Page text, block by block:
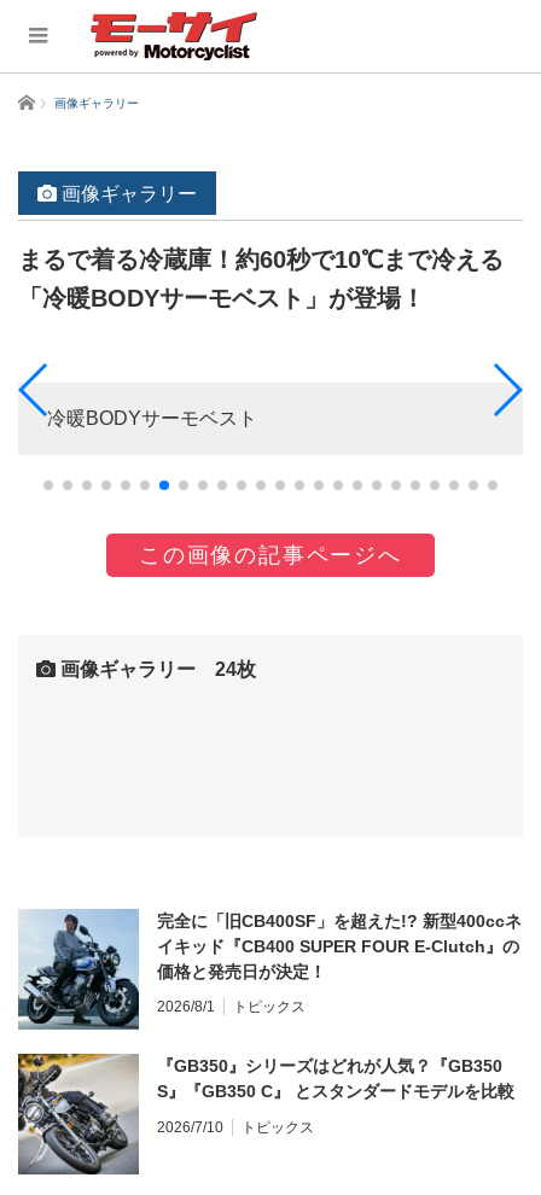
ホーム 画像ギャラリー
画像ギャラリー
まるで着る冷蔵庫！約60秒で10℃まで冷える
「冷暖BODYサーモベスト」が登場！
冷暖BODYサーモベスト
この画像の記事ページへ
画像ギャラリー 24枚
完全に「旧CB400SF」を超えた!? 新型400ccネ
イキッド『CB400 SUPER FOUR E-Clutch』の
価格と発売日が決定！
2026/8/1 トピックス
『GB350』シリーズはどれが人気？『GB350
S』『GB350 C』 とスタンダードモデルを比較
2026/7/10 トピックス